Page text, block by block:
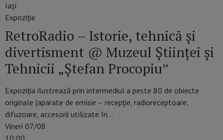
Iaşi
Expoziție
RetroRadio – Istorie, tehnică și
divertisment @ Muzeul Științei și
Tehnicii „Ștefan Procopiuˮ
Expoziția ilustrează prin intermediul a peste 80 de obiecte
originale (aparate de emisie – recepție, radioreceptoare,
difuzoare, accesorii utilizate în…
Vineri 07/08